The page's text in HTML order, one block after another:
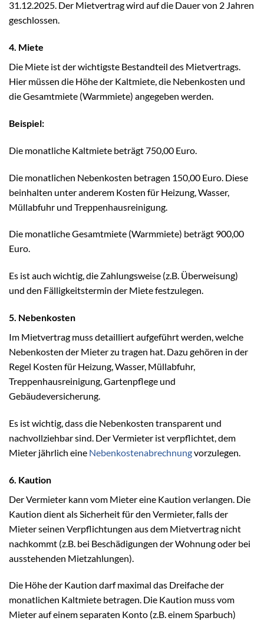
31.12.2025. Der Mietvertrag wird auf die Dauer von 2 Jahren
geschlossen.
4. Miete
Die Miete ist der wichtigste Bestandteil des Mietvertrags.
Hier müssen die Höhe der Kaltmiete, die Nebenkosten und
die Gesamtmiete (Warmmiete) angegeben werden.
Beispiel:
Die monatliche Kaltmiete beträgt 750,00 Euro.
Die monatlichen Nebenkosten betragen 150,00 Euro. Diese
beinhalten unter anderem Kosten für Heizung, Wasser,
Müllabfuhr und Treppenhausreinigung.
Die monatliche Gesamtmiete (Warmmiete) beträgt 900,00
Euro.
Es ist auch wichtig, die Zahlungsweise (z.B. Überweisung)
und den Fälligkeitstermin der Miete festzulegen.
5. Nebenkosten
Im Mietvertrag muss detailliert aufgeführt werden, welche
Nebenkosten der Mieter zu tragen hat. Dazu gehören in der
Regel Kosten für Heizung, Wasser, Müllabfuhr,
Treppenhausreinigung, Gartenpflege und
Gebäudeversicherung.
Es ist wichtig, dass die Nebenkosten transparent und
nachvollziehbar sind. Der Vermieter ist verpflichtet, dem
Mieter jährlich eine Nebenkostenabrechnungvorzulegen.
6. Kaution
Der Vermieter kann vom Mieter eine Kaution verlangen. Die
Kaution dient als Sicherheit für den Vermieter, falls der
Mieter seinen Verpflichtungen aus dem Mietvertrag nicht
nachkommt (z.B. bei Beschädigungen der Wohnung oder bei
ausstehenden Mietzahlungen).
Die Höhe der Kaution darf maximal das Dreifache der
monatlichen Kaltmiete betragen. Die Kaution muss vom
Mieter auf einem separaten Konto (z.B. einem Sparbuch)